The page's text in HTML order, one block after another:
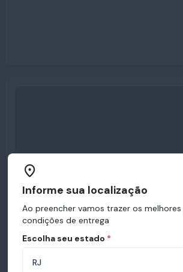
Informe sua localização
Ao preencher vamos trazer os
condições de entrega
Escolha seu estado *